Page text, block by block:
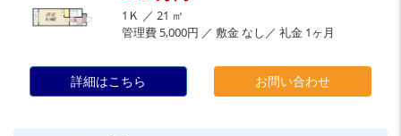
1Ｋ ／ 21 ㎡
管理費 5,000円 ／ 敷金 なし／ 礼金 1ヶ月
詳細はこちら お問い合わせ